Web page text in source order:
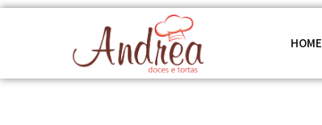
HOME